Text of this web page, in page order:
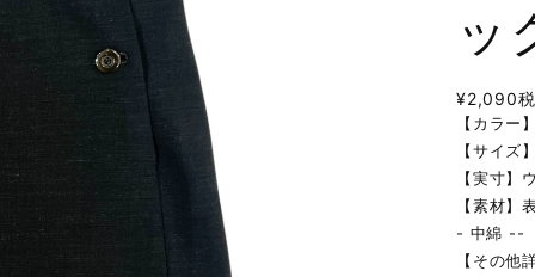
ッ
¥2,090
【カラー
【サイズ
【実寸
【素材
- 中綿 --
【その他